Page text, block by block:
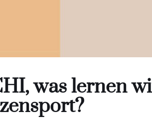
was lernen